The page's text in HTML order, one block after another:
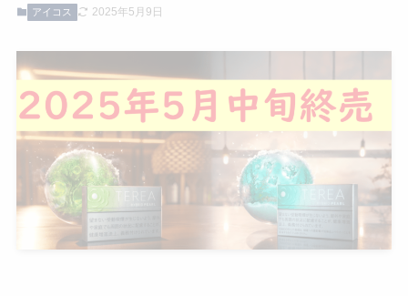
アイコス 2025年5月9日